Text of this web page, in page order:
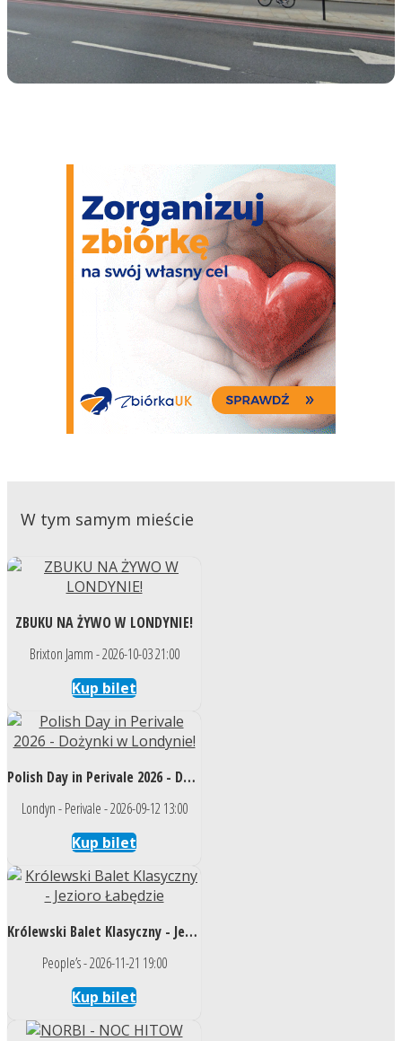
W tym samym mieście
ZBUKU NA ŻYWO W LONDYNIE!
Brixton Jamm - 2026-10-03 21:00
Kup bilet
Polish Day in Perivale 2026 - Dożynki w Londynie!
Londyn - Perivale - 2026-09-12 13:00
Kup bilet
Królewski Balet Klasyczny - Jezioro Łabędzie
People’s - 2026-11-21 19:00
Kup bilet